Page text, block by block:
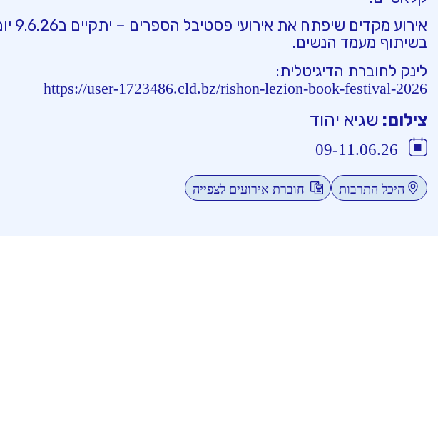
אירוע מקדים שיפתח את אירועי פסטיבל הספרים – יתקיים ב9.6.26 יום שלישי
בשיתוף מעמד הנשים.
לינק לחוברת הדיגיטלית:
https://user-1723486.cld.bz/rishon-lezion-book-festival-2026
צילום: שגיא יהוד
09-11.06.26
היכל התרבות חוברת אירועים לצפייה